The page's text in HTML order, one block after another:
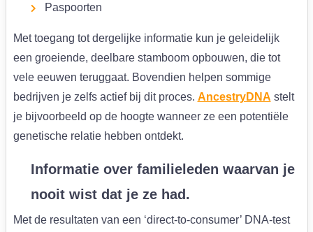
Paspoorten
Met toegang tot dergelijke informatie kun je geleidelijk
een groeiende, deelbare stamboom opbouwen, die tot
vele eeuwen teruggaat. Bovendien helpen sommige
bedrijven je zelfs actief bij dit proces. AncestryDNA stelt
je bijvoorbeeld op de hoogte wanneer ze een potentiële
genetische relatie hebben ontdekt.
Informatie over familieleden waarvan je
nooit wist dat je ze had.
Met de resultaten van een ‘direct-to-consumer’ DNA-test